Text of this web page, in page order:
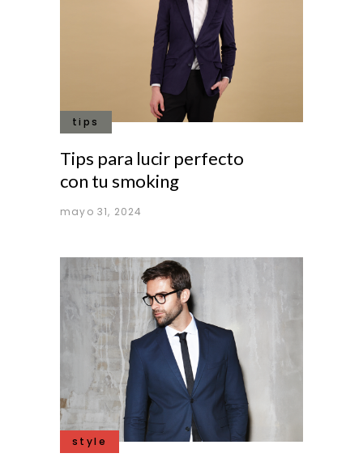
tips
Tips para lucir perfecto
con tu smoking
mayo 31, 2024
style